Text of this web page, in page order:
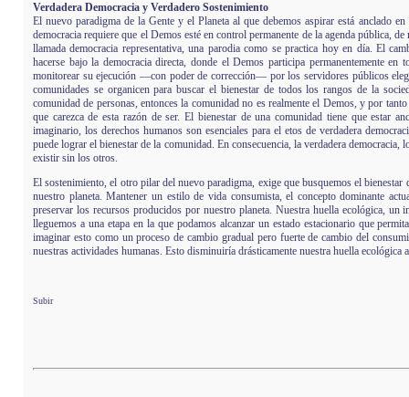
Verdadera Democracia y Verdadero Sostenimiento
El nuevo paradigma de la Gente y el Planeta al que debemos aspirar está anclado
democracia requiere que el Demos esté en control permanente de la agenda pública,
llamada democracia representativa, una parodia como se practica hoy en día. El
hacerse bajo la democracia directa, donde el Demos participa permanentemente
monitorear su ejecución —con poder de corrección— por los servidores públicos
comunidades se organicen para buscar el bienestar de todos los rangos de la
comunidad de personas, entonces la comunidad no es realmente el Demos, y por
que carezca de esta razón de ser. El bienestar de una comunidad tiene que estar
imaginario, los derechos humanos son esenciales para el etos de verdadera
puede lograr el bienestar de la comunidad. En consecuencia, la verdadera
existir sin los otros.
El sostenimiento, el otro pilar del nuevo paradigma, exige que busquemos el
nuestro planeta. Mantener un estilo de vida consumista, el concepto dominante
preservar los recursos producidos por nuestro planeta. Nuestra huella ecológica, un
lleguemos a una etapa en la que podamos alcanzar un estado estacionario que
imaginar esto como un proceso de cambio gradual pero fuerte de cambio del
nuestras actividades humanas. Esto disminuiría drásticamente nuestra huella
Subir